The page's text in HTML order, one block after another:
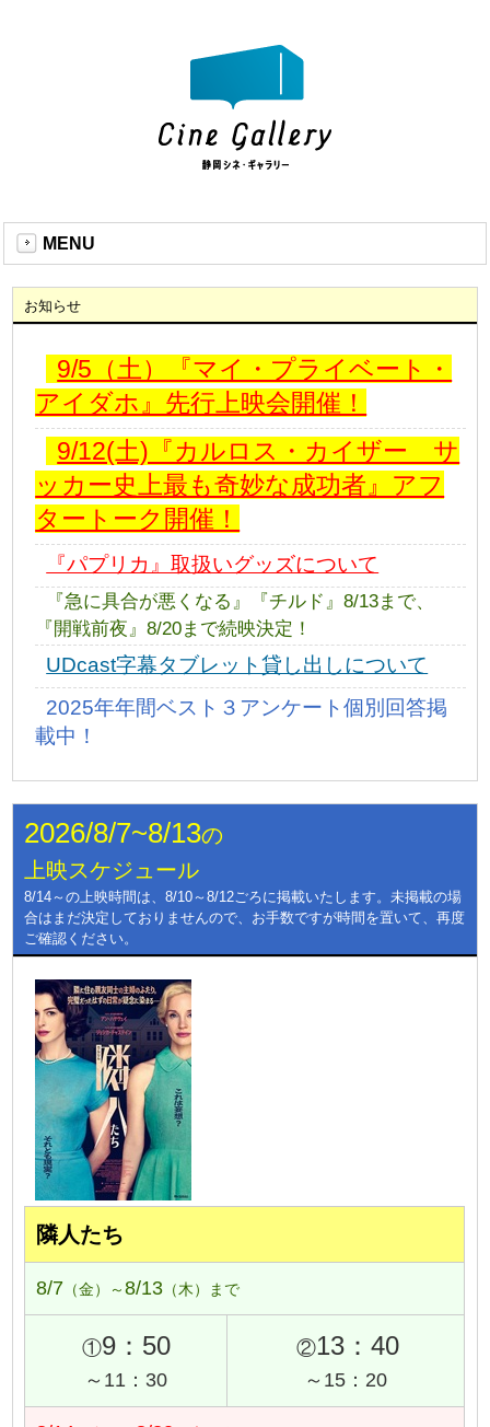
MENU
お知らせ
9/5（土）『マイ・プライベート・
アイダホ』先行上映会開催！
9/12(土)『カルロス・カイザー サ
ッカー史上最も奇妙な成功者』アフ
タートーク開催！
『パプリカ』取扱いグッズについて
『急に具合が悪くなる』『チルド』8/13まで、
『開戦前夜』8/20まで続映決定！
UDcast字幕タブレット貸し出しについて
2025年年間ベスト３アンケート個別回答掲
載中！
2026/8/7~8/13の
上映スケジュール
8/14～の上映時間は、8/10～8/12ごろに掲載いたします。未掲載の場
合はまだ決定しておりませんので、お手数ですが時間を置いて、再度
ご確認ください。
隣人たち
8/7 （金）～8/13 （木）まで
①9：50
～11：30
②13：40
～15：20